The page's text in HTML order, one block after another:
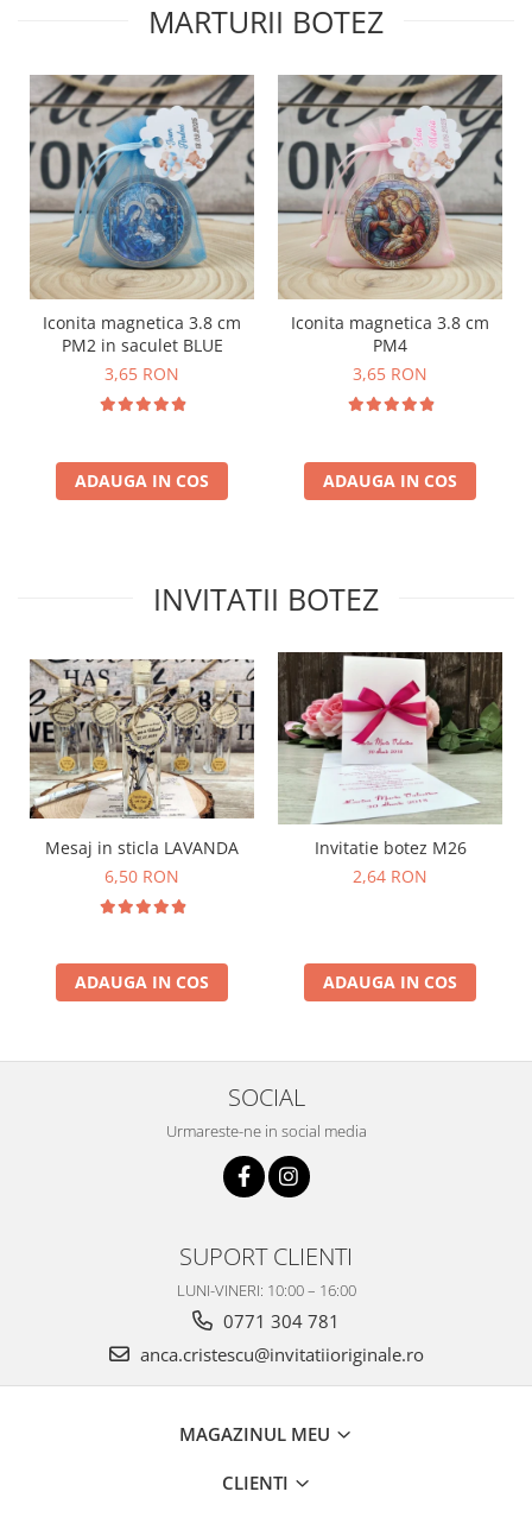
MARTURII BOTEZ
Iconita magnetica 3.8 cm
PM2 in saculet BLUE
3,65 RON
ADAUGA IN COS
Iconita magnetica 3.8 cm
PM4
3,65 RON
ADAUGA IN COS
INVITATII BOTEZ
Mesaj in sticla LAVANDA
6,50 RON
ADAUGA IN COS
Invitatie botez M26
2,64 RON
ADAUGA IN COS
SOCIAL
Urmareste-ne in social media
SUPORT CLIENTI
LUNI-VINERI: 10:00 – 16:00
0771 304 781
anca.cristescu@invitatiioriginale.ro
MAGAZINUL MEU
CLIENTI